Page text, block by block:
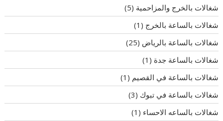
شغالات بالخرج والمزاحمية (5)
شغالات بالساعة بالخرج (1)
شغالات بالساعة بالرياض (25)
شغالات بالساعة جدة (1)
شغالات بالساعة في القصيم (1)
شغالات بالساعة في تبوك (3)
شغالات بالساعه الاحساء (1)